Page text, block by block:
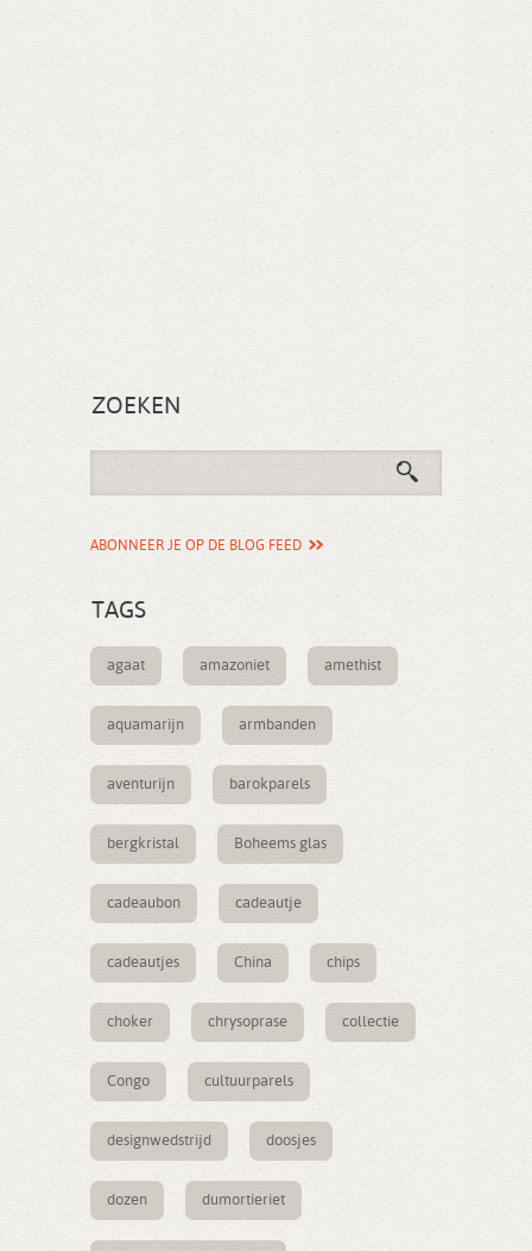
ZOEKEN
ABONNEER JE OP DE BLOG FEED
TAGS
agaat amazoniet amethist
aquamarijn armbanden
aventurijn barokparels
bergkristal Boheems glas
cadeaubon cadeautje
cadeautjes China chips
choker chrysoprase collectie
Congo cultuurparels
designwedstrijd doosjes
dozen dumortieriet